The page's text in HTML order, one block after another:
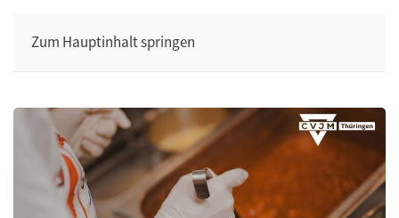
Zum Hauptinhalt springen